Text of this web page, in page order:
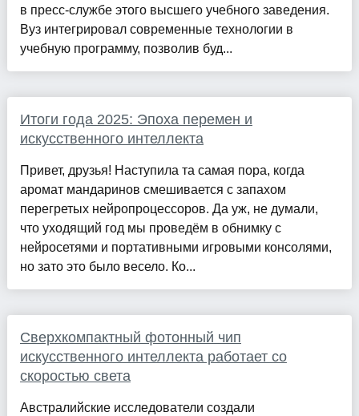
в пресс-службе этого высшего учебного заведения.
Вуз интегрировал современные технологии в
учебную программу, позволив буд...
Итоги года 2025: Эпоха перемен и
искусственного интеллекта
Привет, друзья! Наступила та самая пора, когда
аромат мандаринов смешивается с запахом
перегретых нейропроцессоров. Да уж, не думали,
что уходящий год мы проведём в обнимку с
нейросетями и портативными игровыми консолями,
но зато это было весело. Ко...
Сверхкомпактный фотонный чип
искусственного интеллекта работает со
скоростью света
Австралийские исследователи создали